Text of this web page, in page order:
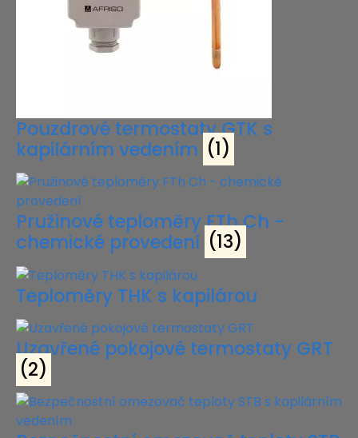
Pouzdrové termostaty GTK s
kapilárním vedením (1)
Pružinové teploměry FTh Ch -
chemické provedení (13)
Teploměry THK s kapilárou
Uzavřené pokojové termostaty GRT
(2)